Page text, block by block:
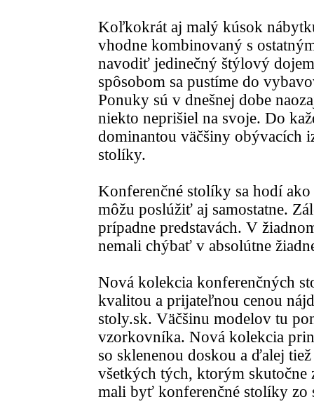
Koľkokrát aj malý kúsok
vhodne kombinovaný s
navodiť jedinečný štýlový
spôsobom sa pustíme do
Ponuky sú v dnešnej dobe
niekto neprišiel na svoje. Do
dominantou väčšiny obývacích
stolíky.
Konferenčné stolíky sa hodí
môžu poslúžiť aj samostatne.
prípadne predstavách. V
nemali chýbať v absolútne
Nová kolekcia konferenčných
kvalitou a prijateľnou cenou
stoly.sk. Väčšinu modelov tu
vzorkovníka. Nová kolekcia
so sklenenou doskou a ďalej
všetkých tých, ktorým skutočne
mali byť konferenčné stolíky